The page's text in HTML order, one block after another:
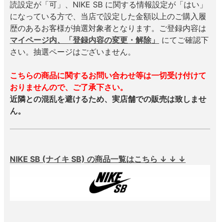
読設定が「可」、NIKE SB に関する情報設定が「はい」
になっている方で、当店で設定した金額以上のご購入履
歴のあるお客様が抽選対象者となります。ご登録内容は
マイページ内、「登録内容の変更・解除」
にてご確認下
さい。抽選ページはございません。
こちらの商品に関するお問い合わせ等は一切受け付けて
おりませんので、ご了承下さい。
近隣との混乱を避けるため、実店舗での販売は致しませ
ん。
NIKE SB (ナイキ SB) の商品一覧はこちら ↓ ↓ ↓